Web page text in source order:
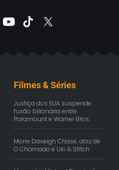
Filmes & Séries
Justiça dos EUA suspende
fusão bilionária entre
Paramount e Warner Bros.
Morre Daveigh Chase, atriz de
O Chamado e Lilo & Stitch